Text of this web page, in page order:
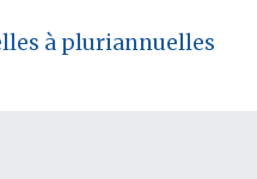
à pluriannuelles